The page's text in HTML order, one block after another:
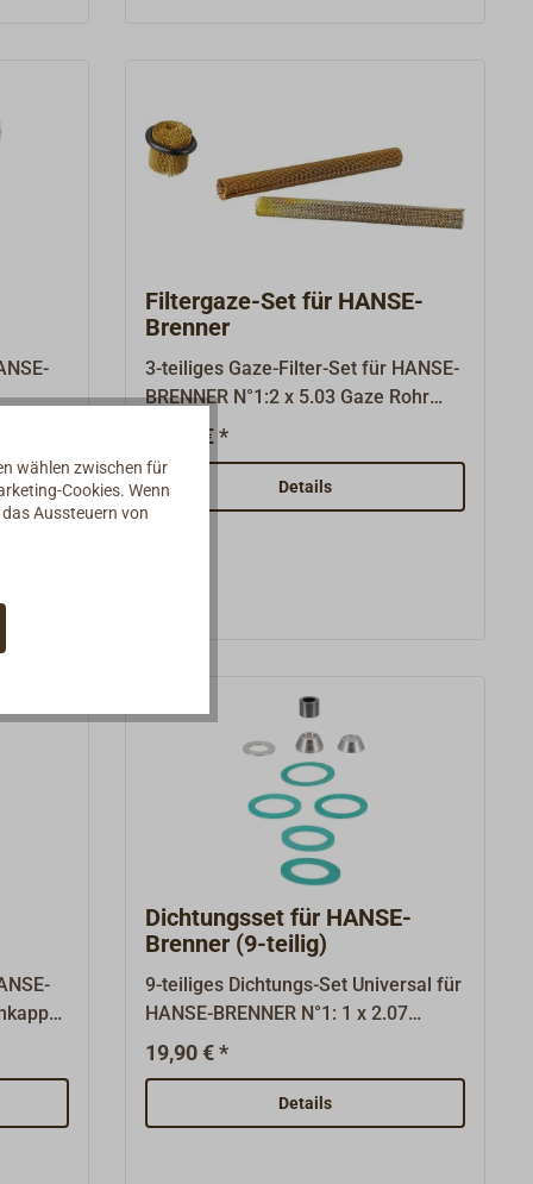
ist,
unten
der die
Filtergaze-Set für HANSE-
Brenner
3-teiliges Gaze-Filter-Set für HANSE-
BRENNER N°1:2 x 5.03 Gaze Rohr
4,51 x 5.04 Gaze StutzenDie Filter
Messinggewebe und sollen
verhindern, dass grobkörnige
wird in den Brenner-Stutzen
eingesetzt (der O-Ring dient nur als
Transportsicherung und wird nicht
mit eingebaut).
19,90 € *
Details
Dichtungsset für HANSE-
Brenner (9-teilig)
9-teiliges Dichtungs-Set Universal für
HANSE-BRENNER N°1: 1 x 2.07
Graphitpackung 1 x 3.02 Konus 2 x
3.03 Dichtung 1,0 1 x 3.04 Aluscheibe
1 x 5.01 Dichtung 0,5 1 x 5.02
Dichtung 1,5 1 x 5.05 Alukonus hoch
19,90 € *
Details
wählen zwischen für
Cookies. Wenn
Aussteuern von